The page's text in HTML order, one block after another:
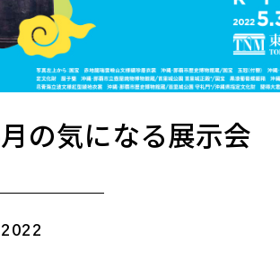
の気になる展示会